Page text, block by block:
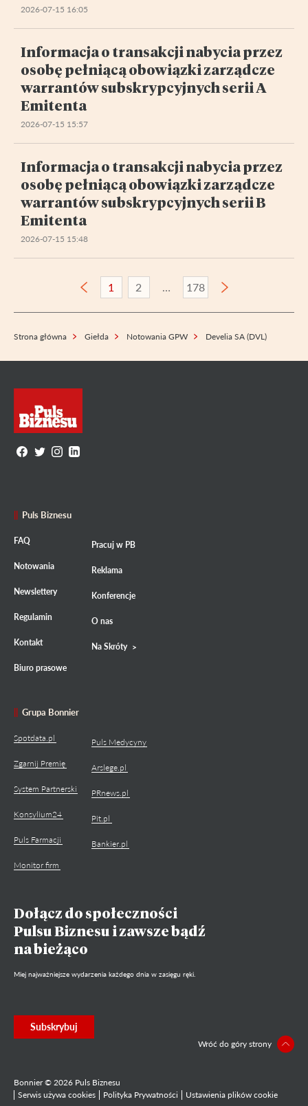
2026-07-15 16:05
Informacja o transakcji nabycia przez
osobę pełniącą obowiązki zarządcze
warrantów subskrypcyjnych serii A
Emitenta
2026-07-15 15:57
Informacja o transakcji nabycia przez
osobę pełniącą obowiązki zarządcze
warrantów subskrypcyjnych serii B
Emitenta
2026-07-15 15:48
1 2 178
Strona główna Giełda Notowania GPW Develia SA (DVL)
Puls Biznesu
FAQ
Notowania
Newslettery
Regulamin
Kontakt
Biuro prasowe
Pracuj w PB
Reklama
Konferencje
O nas
Na Skróty
Grupa Bonnier
Spotdata.pl
Zgarnij Premię
System Partnerski
Konsylium24
Puls Farmacji
Monitor firm
Puls Medycyny
Arslege.pl
PRnews.pl
Pit.pl
Bankier.pl
Dołącz do społeczności
Pulsu Biznesu i zawsze bądź
na bieżąco
Miej najważniejsze wydarzenia każdego dnia w zasięgu ręki.
Subskrybuj
Bonnier © 2026 Puls Biznesu
Serwis używa cookies
Polityka Prywatności Ustawienia plików cookie
Wróć do góry strony